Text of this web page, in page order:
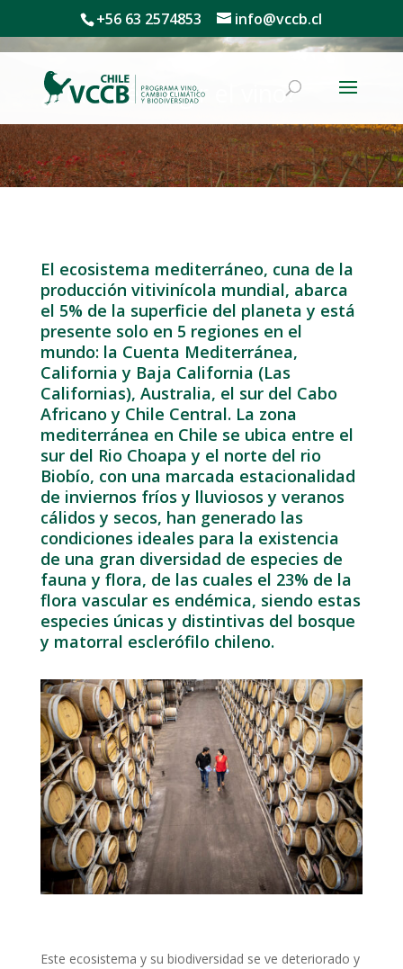
+56 63 2574853 info@vccb.cl
¿Por qué elegir el vino?
El ecosistema mediterráneo, cuna de la
producción vitivinícola mundial, abarca
el 5% de la superficie del planeta y está
presente solo en 5 regiones en el
mundo: la Cuenta Mediterránea,
California y Baja California (Las
Californias), Australia, el sur del Cabo
Africano y Chile Central. La zona
mediterránea en Chile se ubica entre el
sur del Rio Choapa y el norte del rio
Biobío, con una marcada estacionalidad
de inviernos fríos y lluviosos y veranos
cálidos y secos, han generado las
condiciones ideales para la existencia
de una gran diversidad de especies de
fauna y flora, de las cuales el 23% de la
flora vascular es endémica, siendo estas
especies únicas y distintivas del bosque
y matorral esclerófilo chileno.
Este ecosistema y su biodiversidad se ve deteriorado y